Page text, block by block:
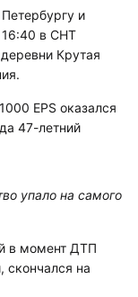
и
16:40 в СНТ
Крутая
EPS оказался
47-летний
упало на самого
в момент ДТП
скончался на